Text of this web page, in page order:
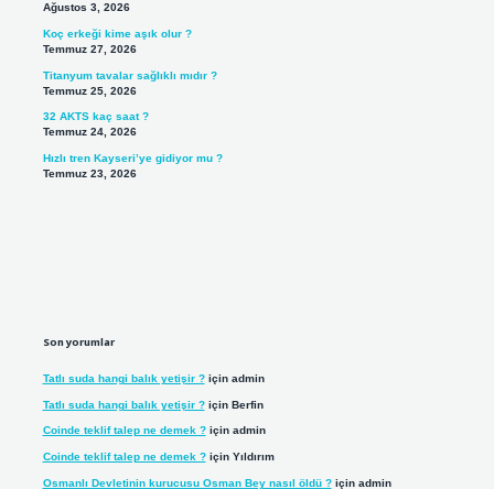
Ağustos 3, 2026
Koç erkeği kime aşık olur ?
Temmuz 27, 2026
Titanyum tavalar sağlıklı mıdır ?
Temmuz 25, 2026
32 AKTS kaç saat ?
Temmuz 24, 2026
Hızlı tren Kayseri’ye gidiyor mu ?
Temmuz 23, 2026
Son yorumlar
Tatlı suda hangi balık yetişir ?için admin
Tatlı suda hangi balık yetişir ?için Berfin
Coinde teklif talep ne demek ?için admin
Coinde teklif talep ne demek ?için Yıldırım
Osmanlı Devletinin kurucusu Osman Bey nasıl öldü ?için admin